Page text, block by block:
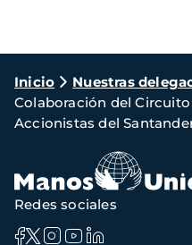
Ruta
de
navegación
Inicio Nuestras
Colaboración del
Accionistas del
Redes sociales